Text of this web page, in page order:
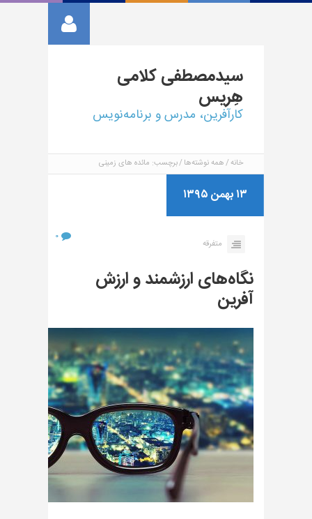
سیدمصطفیکلامی
هِریس
کارآفرین، مدرس و برنامه‌نویس
خانه همه نوشته‌ها برچسب: مائده های زمینی
۱۳ بهمن ۱۳۹۵
متفرقه
۰
نگاه‌های ارزشمند و ارزش
آفرین